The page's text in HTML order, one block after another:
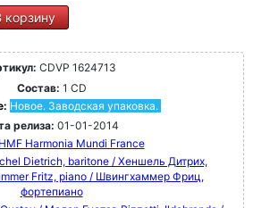
корзину
CDVP 1624713
Состав: 1 CD
Новое. Заводская упаковка.
релиза: 01-01-2014
HMF Harmonia Mundi France
Dietrich, baritone / Хеншель Дитрих,
Fritz, piano / Швингхаммер Фриц,
фортепиано